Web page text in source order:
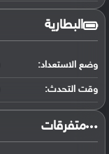
البطارية
وضع الاستعداد:
وقت التحدث:
‏متفرقات‏